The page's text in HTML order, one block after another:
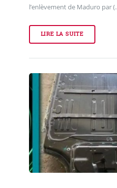
l’enlèvement de Maduro par
LIRE LA SUITE